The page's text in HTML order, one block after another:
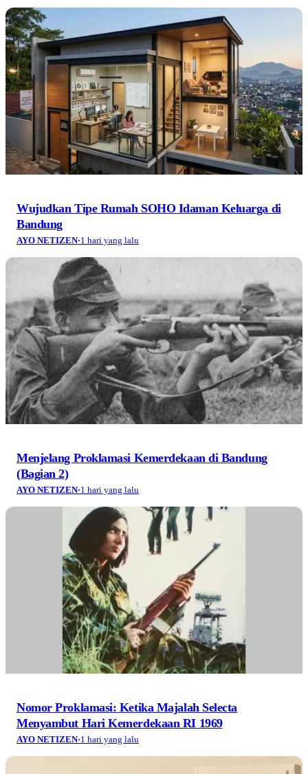
Wujudkan Tipe Rumah SOHO Idaman Keluarga di
Bandung
AYO NETIZEN·1 hari yang lalu
Menjelang Proklamasi Kemerdekaan di Bandung
(Bagian 2)
AYO NETIZEN·1 hari yang lalu
Nomor Proklamasi: Ketika Majalah Selecta
Menyambut Hari Kemerdekaan RI 1969
AYO NETIZEN·1 hari yang lalu